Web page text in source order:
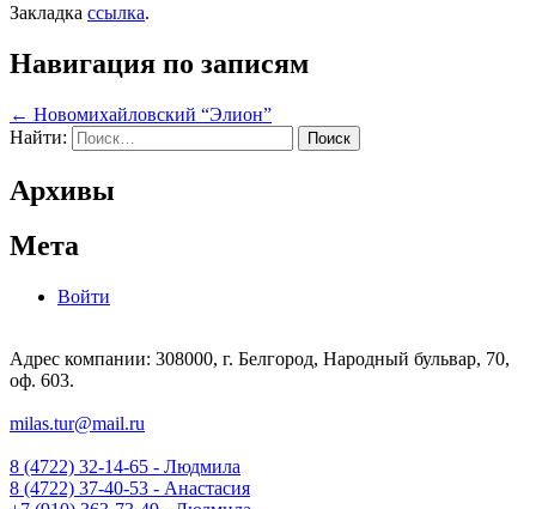
Закладка ссылка.
Навигация по записям
← Новомихайловский “Элион”
Найти:
Архивы
Мета
Войти
Адрес компании: 308000, г. Белгород, Народный бульвар, 70,
оф. 603.
milas.tur@mail.ru
8 (4722) 32-14-65 - Людмила
8 (4722) 37-40-53 - Анастасия